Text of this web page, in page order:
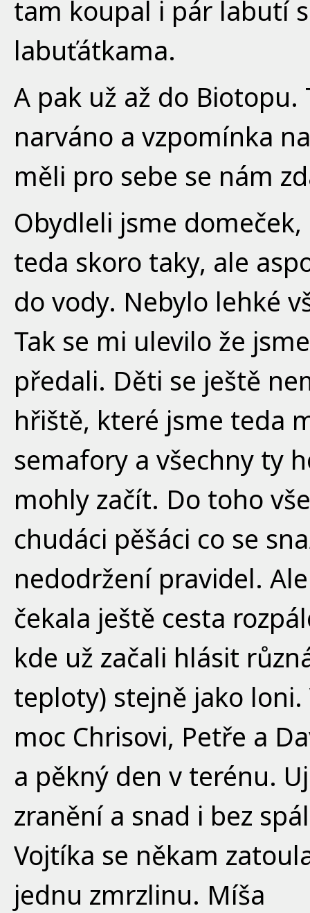
tam koupal i pár labutí
labuťátkama.
A pak už až do
narváno a vzpomínka
měli pro sebe se nám
Obydleli jsme
teda skoro taky, ale
do vody. Nebylo lehké
Tak se mi ulevilo že
předali. Děti se ještě
hřiště, které jsme teda
semafory a všechny ty
mohly začít. Do toho
chudáci pěšáci co se
nedodržení pravidel.
čekala ještě cesta
kde už začali hlásit
teploty) stejně jako
moc Chrisovi, Petře a
a pěkný den v terénu.
zranění a snad i bez
Vojtíka se někam
jednu zmrzlinu. Míša